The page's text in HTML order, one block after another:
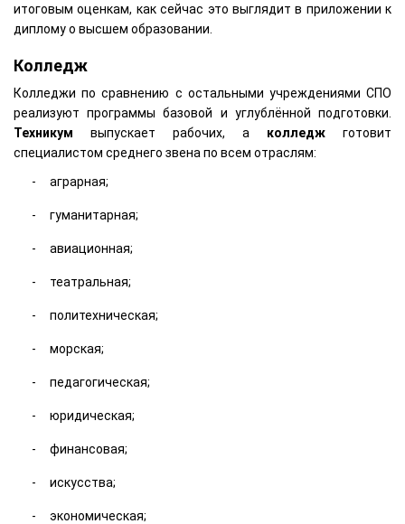
итоговым оценкам, как сейчас это выглядит в приложении к
диплому о высшем образовании.
Колледж
Колледжи по сравнению с остальными учреждениями СПО
реализуют программы базовой и углублённой подготовки.
Техникум выпускает рабочих, а колледж готовит
специалистом среднего звена по всем отраслям:
аграрная;
гуманитарная;
авиационная;
театральная;
политехническая;
морская;
педагогическая;
юридическая;
финансовая;
искусства;
экономическая;